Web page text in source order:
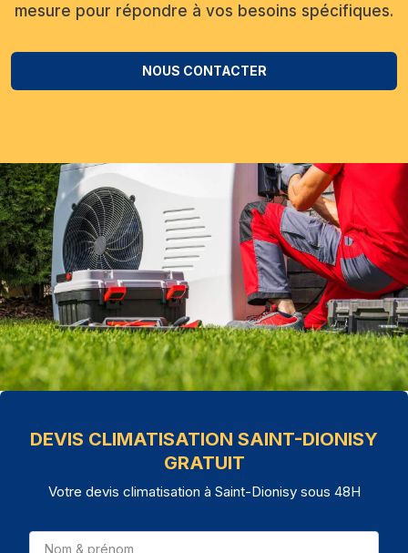
mesure pour répondre à vos besoins spécifiques.
NOUS CONTACTER
DEVIS CLIMATISATION SAINT-DIONISY
GRATUIT
Votre devis climatisation à Saint-Dionisy sous 48H